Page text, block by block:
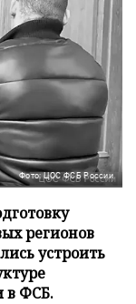
Фото: ЦОС ФСБ России
регионов
устроить
в ФСБ.